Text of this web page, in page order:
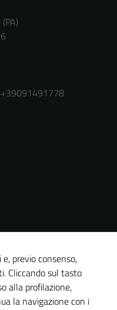
previo consenso,
Cliccando sul tasto
alla profilazione,
la navigazione con i